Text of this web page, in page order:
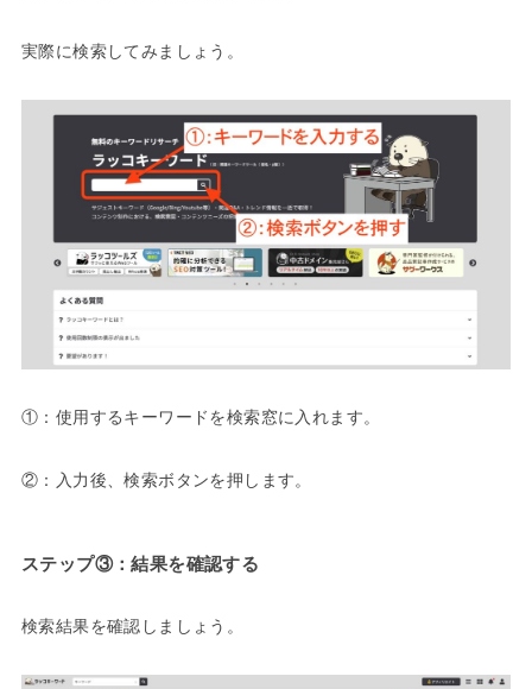
実際に検索してみましょう。
①：使用するキーワードを検索窓に入れます。
②：入力後、検索ボタンを押します。
ステップ③：結果を確認する
検索結果を確認しましょう。